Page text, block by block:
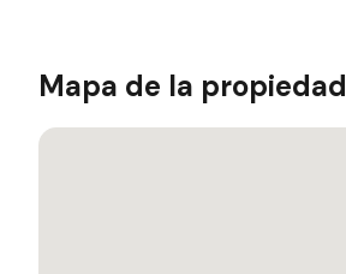
Mapa de la propiedad